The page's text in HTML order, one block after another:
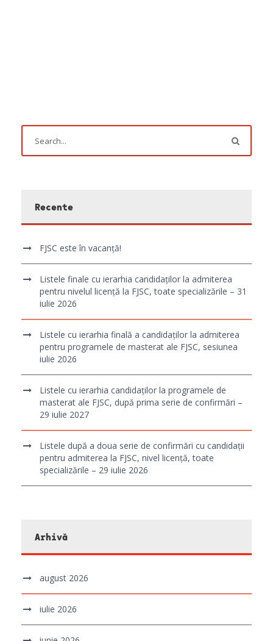
Recente
FJSC este în vacanță!
Listele finale cu ierarhia candidaților la admiterea
pentru nivelul licență la FJSC, toate specializările – 31
iulie 2026
Listele cu ierarhia finală a candidaților la admiterea
pentru programele de masterat ale FJSC, sesiunea
iulie 2026
Listele cu ierarhia candidaților la programele de
masterat ale FJSC, după prima serie de confirmări –
29 iulie 2027
Listele după a doua serie de confirmări cu candidații
pentru admiterea la FJSC, nivel licență, toate
specializările – 29 iulie 2026
Arhivă
august 2026
iulie 2026